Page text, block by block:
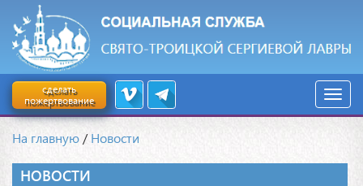
сделать
пожертвование
На главную /Новости
НОВОСТИ